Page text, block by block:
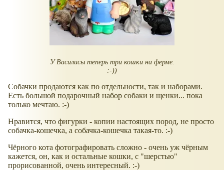
У Василисы теперь три кошки на ферме.
:-))
Собачки продаются как по отдельности, так и наборами.
Есть большой подарочный набор собаки и щенки... пока
только мечтаю. :-)
Нравится, что фигурки - копии настоящих пород, не просто
собачка-кошечка, а собачка-кошечка такая-то. :-)
Чёрного кота фотографировать сложно - очень уж чёрным
кажется, он, как и остальные кошки, с "шерстью"
прорисованной, очень интересный. :-)